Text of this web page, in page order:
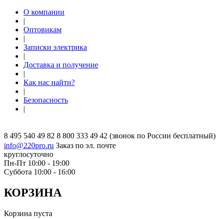
О компании
|
Оптовикам
|
Записки электрика
|
Доставка и получение
|
Как нас найти?
|
Безопасность
|
8 495 540 49 82 8 800 333 49 42 (звонок по России бесплатный)
info@220pro.ru Заказ по эл. почте
круглосуточно
Пн-Пт 10:00 - 19:00
Суббота 10:00 - 16:00
КОРЗИНА
Корзина пуста